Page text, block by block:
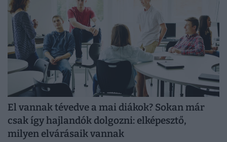
El vannak tévedve a mai diákok? Sokan már
csak így hajlandók dolgozni: elképesztő,
milyen elvárásaik vannak